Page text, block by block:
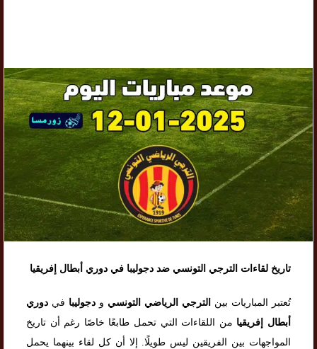
تاريخ لقاءات الترجي التونسي ضد دجوليبا في دوري أبطال إفريقيا
تُعتبر المباريات بين الترجي الرياضي التونسي و دجوليبا في دوري
أبطال إفريقيا من اللقاءات التي تحمل طابعًا خاصًا رغم أن تاريخ
المواجهات بين الفريقين ليس طويلًا. إلا أن كل لقاء بينهما يحمل